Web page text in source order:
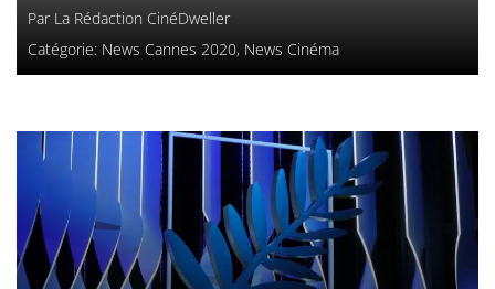
Par La Rédaction CinéDweller
Catégorie: News Cannes 2020, News Cinéma